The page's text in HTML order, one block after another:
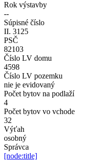
Rok výstavby
--
Súpisné číslo
II. 3125
PSČ
82103
Číslo LV domu
4598
Číslo LV pozemku
nie je evidovaný
Počet bytov na podlaží
4
Počet bytov vo vchode
32
Výťah
osobný
Správca
[node:title]